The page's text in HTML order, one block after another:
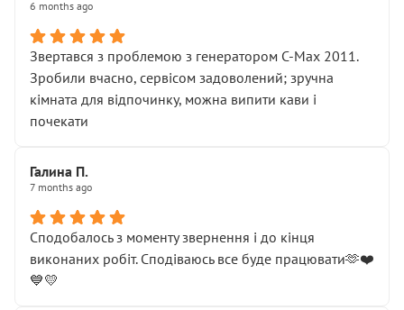
6 months ago
Звертався з проблемою з генератором C-Max 2011.
Зробили вчасно, сервісом задоволений; зручна
кімната для відпочинку, можна випити кави і
почекати
Галина П.
7 months ago
Сподобалось з моменту звернення і до кінця
виконаних робіт. Сподіваюсь все буде працювати🫶❤️
💙💛